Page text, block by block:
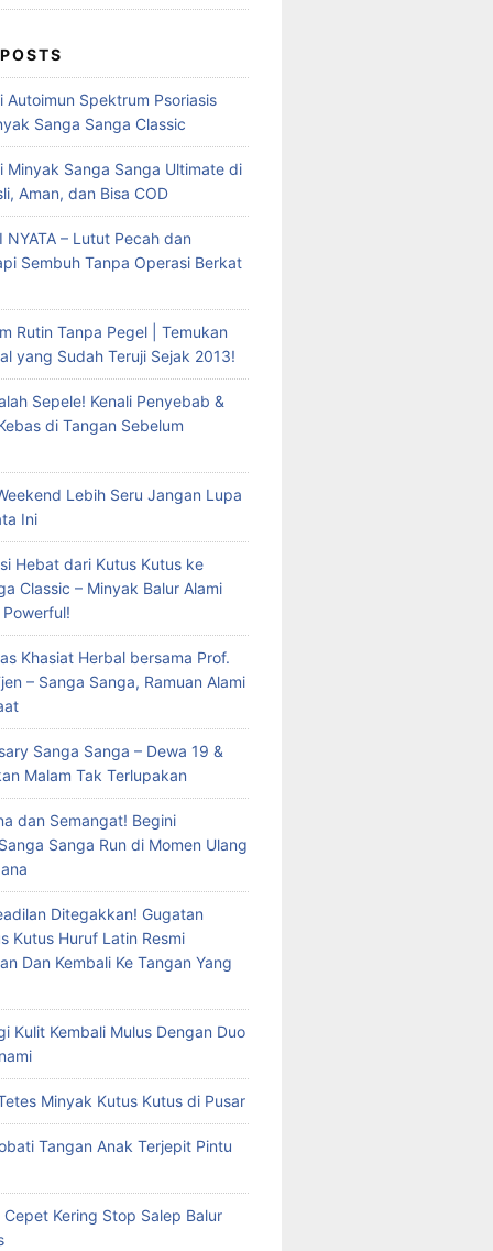
Autoimun Spektrum Psoriasis
Sanga Sanga Classic
Minyak Sanga Sanga Ultimate di
Aman, dan Bisa COD
NYATA – Lutut Pecah dan
Sembuh Tanpa Operasi Berkat
Rutin Tanpa Pegel | Temukan
yang Sudah Teruji Sejak 2013!
Sepele! Kenali Penyebab &
di Tangan Sebelum
Lebih Seru Jangan Lupa
Ini
Hebat dari Kutus Kutus ke
Classic – Minyak Balur Alami
Khasiat Herbal bersama Prof.
– Sanga Sanga, Ramuan Alami
Sanga Sanga – Dewa 19 &
Malam Tak Terlupakan
dan Semangat! Begini
Sanga Run di Momen Ulang
Ditegakkan! Gugatan
Kutus Huruf Latin Resmi
Dan Kembali Ke Tangan Yang
Kulit Kembali Mulus Dengan Duo
Minyak Kutus Kutus di Pusar
Tangan Anak Terjepit Pintu
Kering Stop Salep Balur